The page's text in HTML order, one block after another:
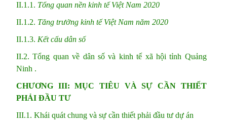
II.1.1. Tổng quan nền kinh tế Việt Nam 2020
II.1.2. Tăng trưởng kinh tếViệt Nam năm 2020
II.1.3. Kết cấu dân số
II.2. Tổng quan về dân số và kinh tế xã hội tỉnh Quảng
Ninh .
CHƯƠNG III: MỤC TIÊU VÀ SỰ CẦN THIẾT
PHẢI ĐẦU TƯ
III.1. Khái quát chung và sự cần thiết phải đầu tư dự án